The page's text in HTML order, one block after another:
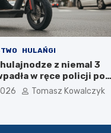
HULAŃGI
z niemal 3
w ręce policji po
Tomasz Kowalczyk